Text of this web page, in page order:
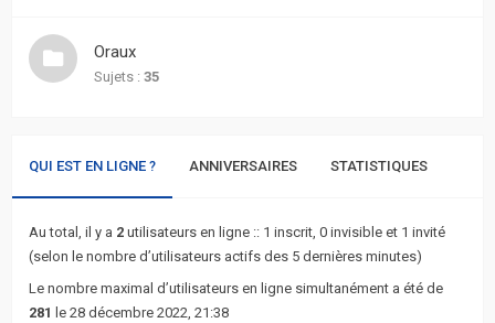
L’équipe
Oraux
Sujets : 35
QUI EST EN LIGNE ? ANNIVERSAIRES STATISTIQUES
Au total, il y a 2 utilisateurs en ligne :: 1 inscrit, 0 invisible et 1 invité
(selon le nombre d’utilisateurs actifs des 5 dernières minutes)
Le nombre maximal d’utilisateurs en ligne simultanément a été de
281 le 28 décembre 2022, 21:38